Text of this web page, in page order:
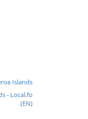
Islands
- Local.fo
(EN)